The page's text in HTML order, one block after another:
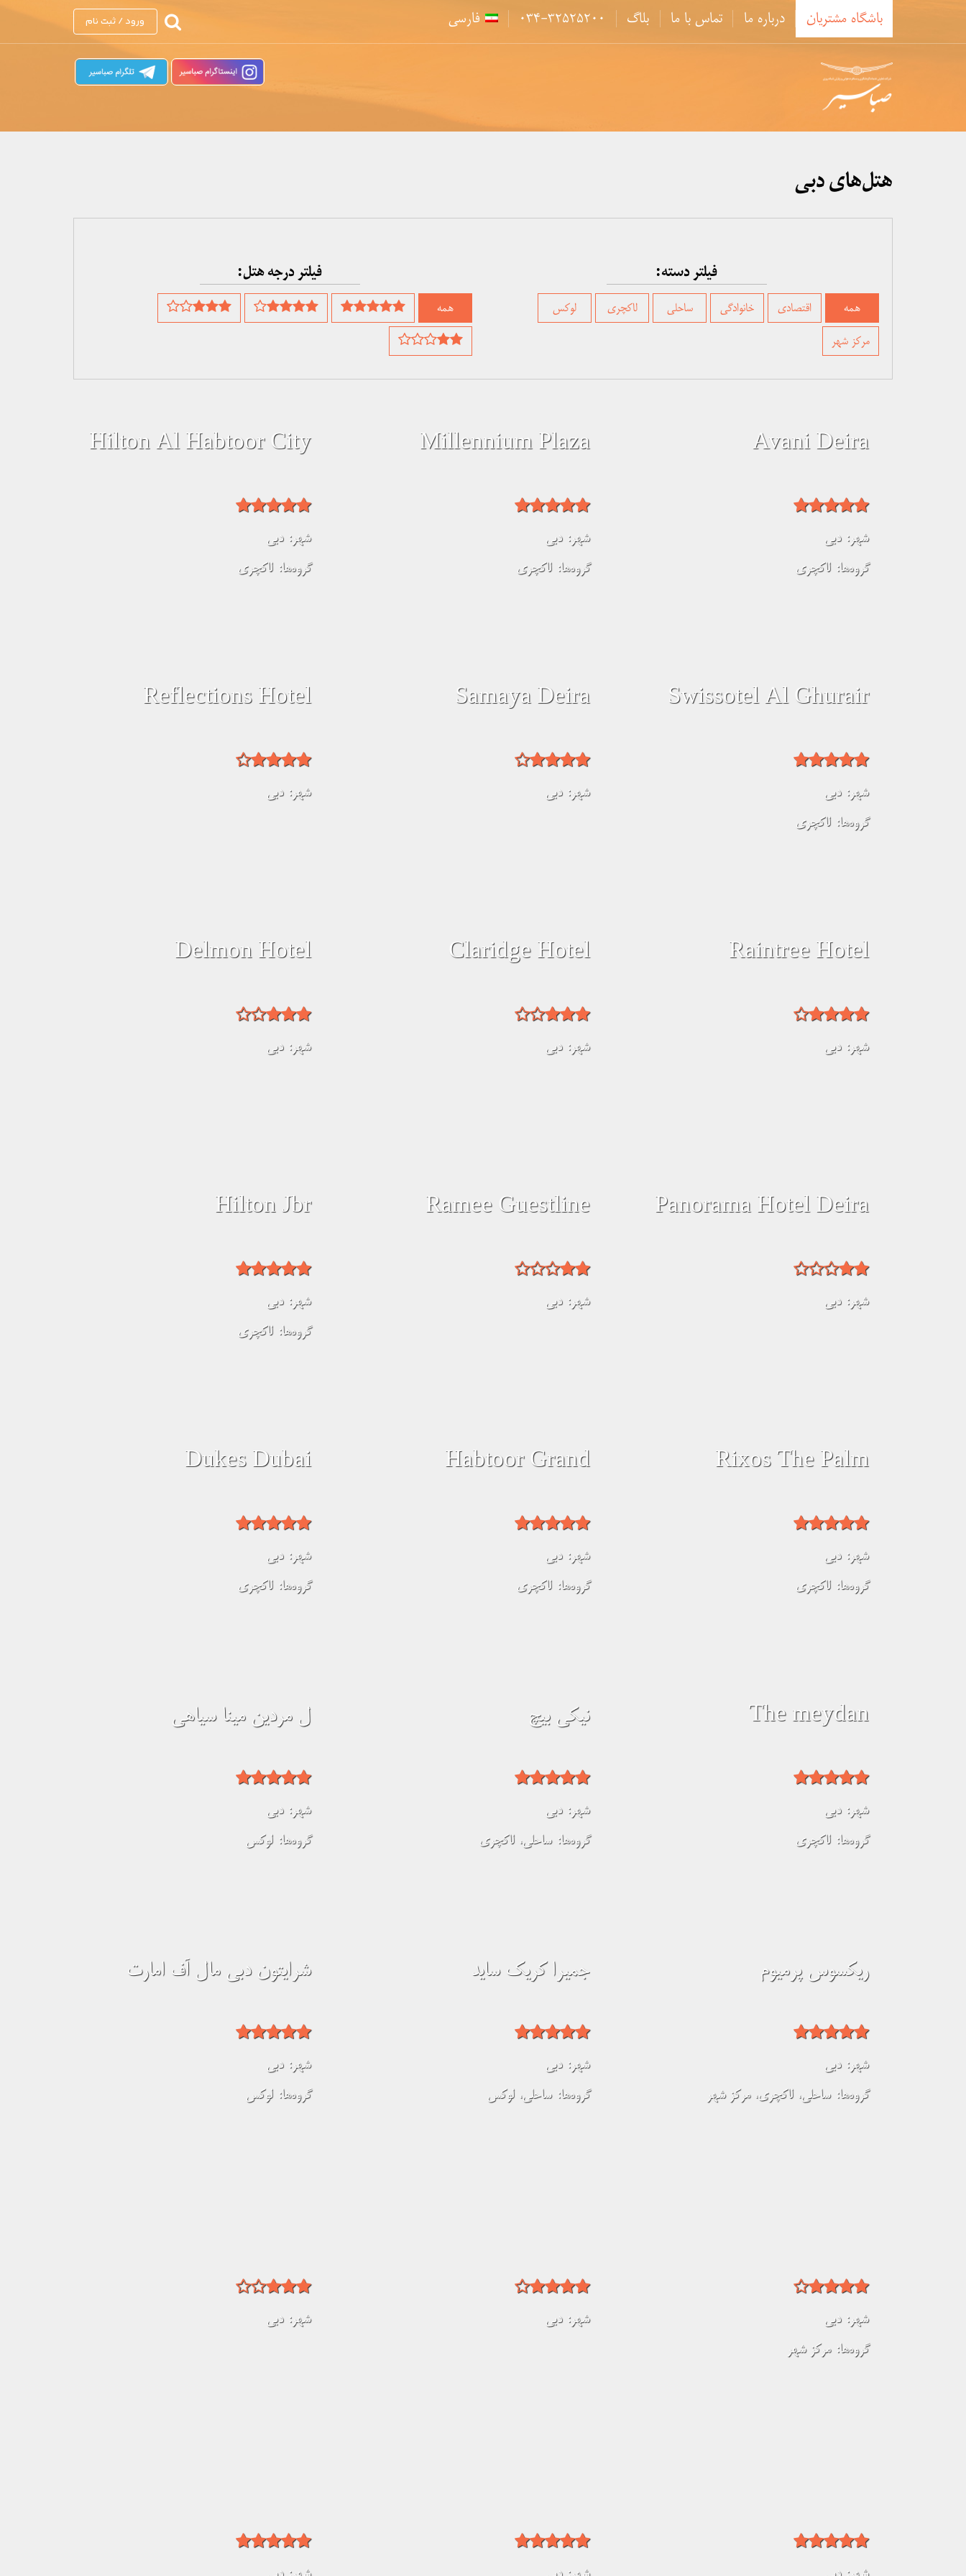
باشگاه مشتریان درباره ما تماس با ما بلاگ ۰۳۴-۳۲۵۲۵۲۰۰ فارسی ورود / ثبت نام
هتل‌های دبی
فیلتر دسته:
همه اقتصادی خانوادگی ساحلی لاکچری
لوکس
مرکز شهر
فیلتر درجه هتل:
همه
Avani Deira
شهر:دبی
گروه‌ها: لاکچری
Millennium Plaza
شهر:دبی
گروه‌ها: لاکچری
Hilton Al Habtoor City
شهر:دبی
گروه‌ها: لاکچری
Swissotel Al Ghurair
شهر:دبی
گروه‌ها: لاکچری
Samaya Deira
شهر:دبی
Reflections Hotel
شهر:دبی
Raintree Hotel
شهر:دبی
Claridge Hotel
شهر:دبی
Delmon Hotel
شهر:دبی
Panorama Hotel Deira
شهر:دبی
Ramee Guestline
شهر:دبی
Hilton Jbr
شهر:دبی
گروه‌ها: لاکچری
Rixos The Palm
شهر:دبی
گروه‌ها: لاکچری
Habtoor Grand
شهر:دبی
گروه‌ها: لاکچری
Dukes Dubai
شهر:دبی
گروه‌ها: لاکچری
The meydan
شهر:دبی
گروه‌ها: لاکچری
نیکی بیچ
شهر:دبی
گروه‌ها:ساحلی، لاکچری
ل مردین مینا سیاهی
شهر:دبی
گروه‌ها: لوکس
ریکسوس پرمیوم
شهر:دبی
گروه‌ها:ساحلی، لاکچری،مرکز شهر
جمیرا کریک ساید
شهر:دبی
گروه‌ها:ساحلی، لوکس
شرایتون دبی مال آف امارت
شهر:دبی
گروه‌ها: لوکس
شهر:دبی
گروه‌ها:مرکز شهر
شهر:دبی شهر:دبی